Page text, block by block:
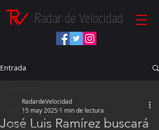
Radar de Velocidad
Entrada
Inicio
Fórmula 1
José Luis Ramírez buscará
RadardeVelocidad
15 may 2025 1 min de lectura